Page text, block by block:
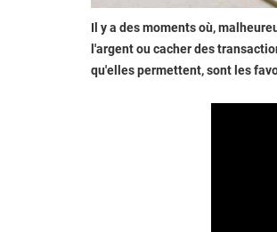
Il y a des moments où,
l'argent ou cacher des
qu'elles permettent, sont les